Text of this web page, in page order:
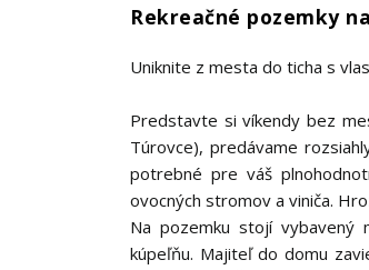
Rekreačné pozemky
Uniknite z mesta do ticha s
Predstavte si víkendy bez
Túrovce), predávame
potrebné pre váš
ovocných stromov a viniča.
Na pozemku stojí vybavený
kúpeľňu. Majiteľ do domu